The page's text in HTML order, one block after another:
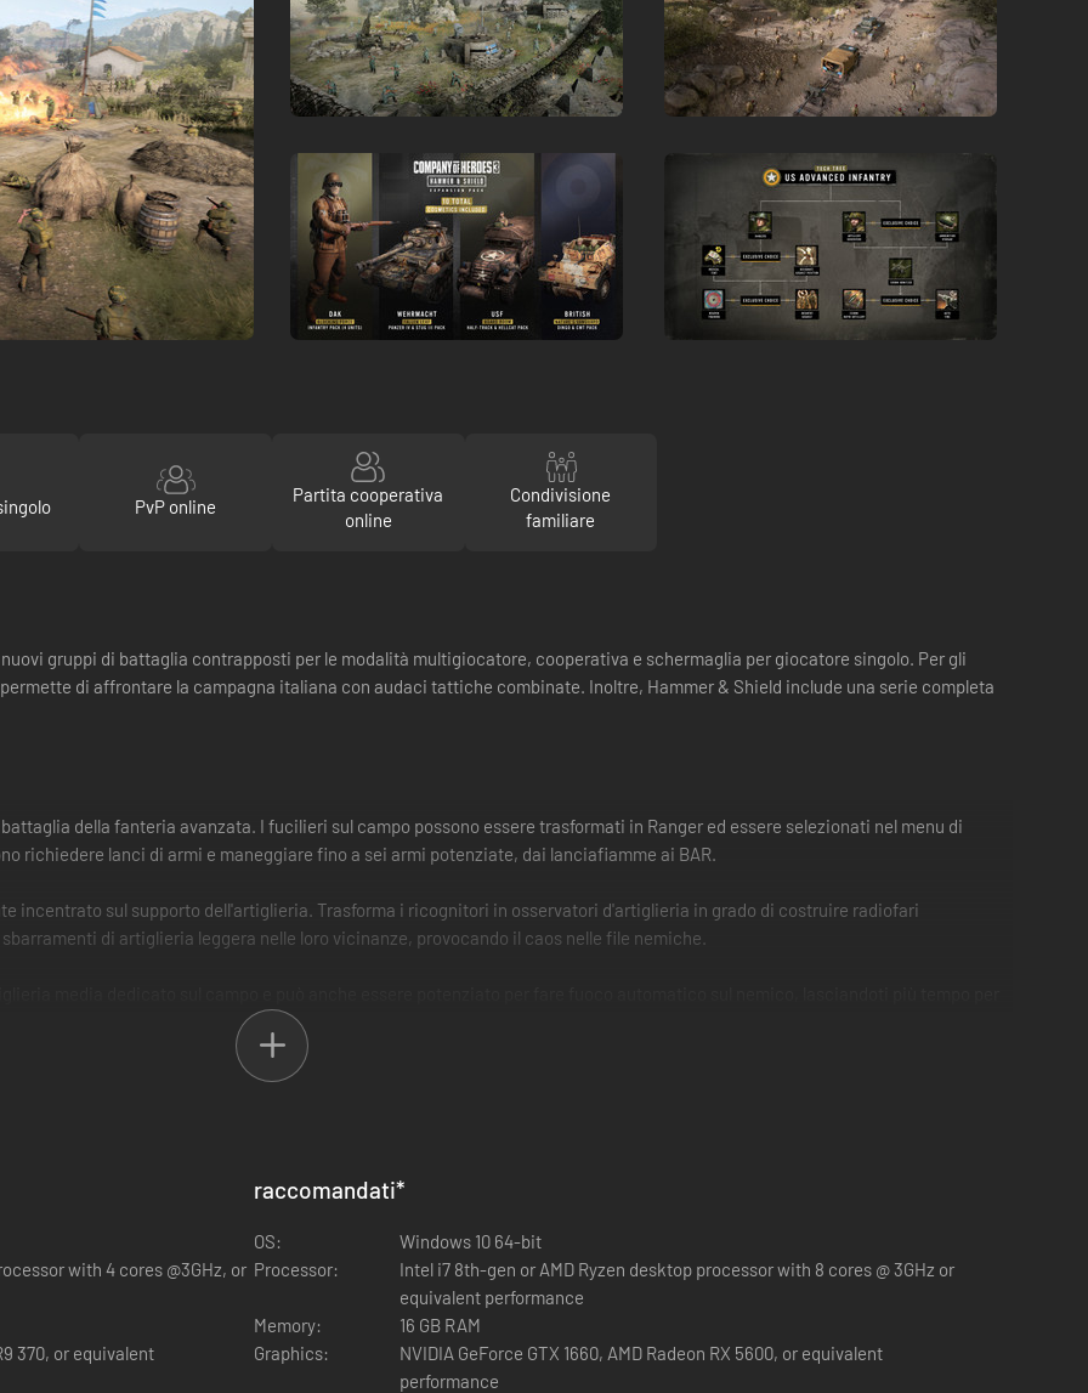
PvP online
Partita cooperativa
online
Condivisione
familiare
gruppi di battaglia contrapposti per le modalità multigiocatore, cooperativa e schermaglia per giocatore singolo. Per gli
di affrontare la campagna italiana con audaci tattiche combinate. Inoltre, Hammer & Shield include una serie completa
della fanteria avanzata. I fucilieri sul campo possono essere trasformati in Ranger ed essere selezionati nel menu di
richiedere lanci di armi e maneggiare fino a sei armi potenziate, dai lanciafiamme ai BAR.
incentrato sul supporto dell'artiglieria. Trasforma i ricognitori in osservatori d'artiglieria in grado di costruire radiofari
di artiglieria leggera nelle loro vicinanze, provocando il caos nelle file nemiche.
concentrata, c'è l'attacco rapido di artiglieria da 155 mm. Questa abilità è perfetta per distruggere le linee di nemici
scala.
ITALIANO
e offre una quantità di possibili strategie ai comandanti astuti. Questi riservisti sono esperti in difese campali e possono
di cemento. Le riserve costiere ottengono inoltre bonus di combattimento quando combattono da una copertura o vicino a
with 4 cores @3GHz, or
370, or equivalent
raccomandati*
OS:
Windows 10 64-bit
Processor:
Intel i7 8th-gen or AMD Ryzen desktop processor with 8 cores @ 3GHz or
equivalent performance
Memory:
16 GB RAM
Graphics:
NVIDIA GeForce GTX 1660, AMD Radeon RX 5600, or equivalent
performance